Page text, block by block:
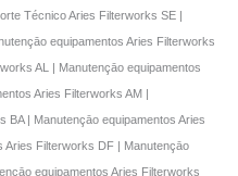
Técnico Aries Filterworks SE |
equipamentos Aries Filterworks
AL | Manutençāo equipamentos
Aries Filterworks AM |
BA | Manutençāo equipamentos Aries
Aries Filterworks DF | Manutençāo
equipamentos Aries Filterworks